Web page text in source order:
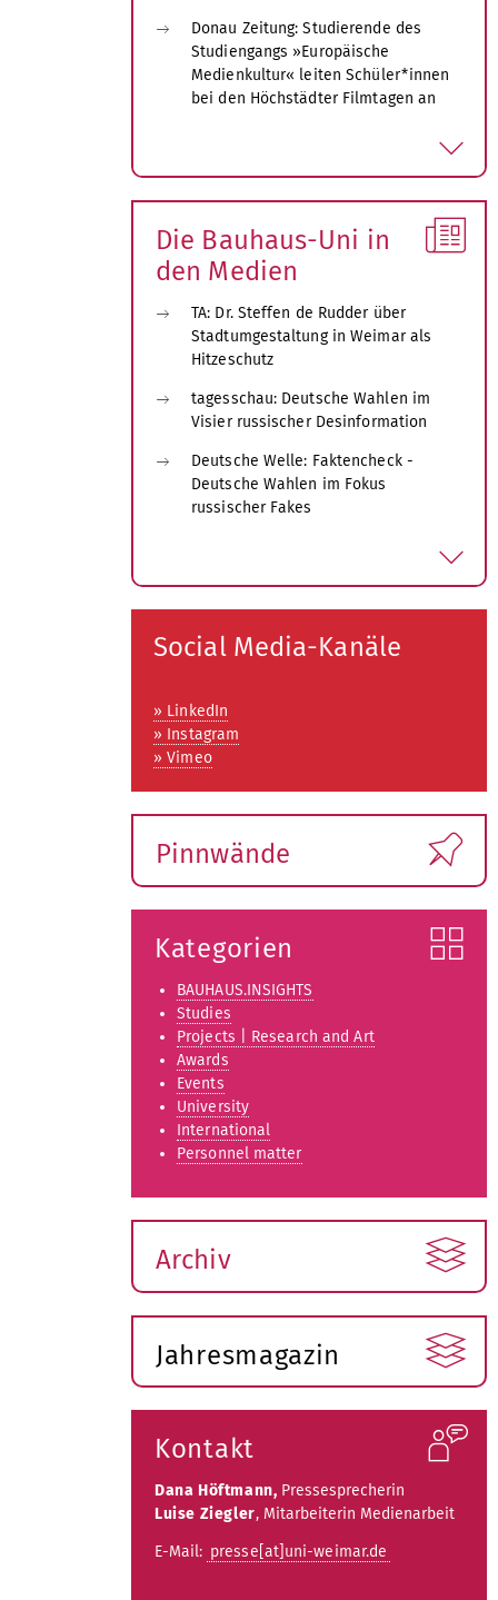
Donau Zeitung: Studierende des
Studiengangs »Europäische
Medienkultur« leiten Schüler*innen
bei den Höchstädter Filmtagen an
s
k
Die Bauhaus-Uni in
den Medien
TA: Dr. Steffen de Rudder über
Stadtumgestaltung in Weimar als
Hitzeschutz
tagesschau: Deutsche Wahlen im
Visier russischer Desinformation
Deutsche Welle: Faktencheck -
Deutsche Wahlen im Fokus
russischer Fakes
s
k
Social Media-Kanäle
» LinkedIn
» Instagram
» Vimeo
Pinnwände
Kategorien
BAUHAUS.INSIGHTS
Studies
Projects | Research and Art
Awards
Events
University
International
Personnel matter
Archiv
Jahresmagazin
Kontakt
Dana Höftmann, Pressesprecherin
Luise Ziegler, Mitarbeiterin Medienarbeit
E-Mail: presse[at]uni-weimar.de